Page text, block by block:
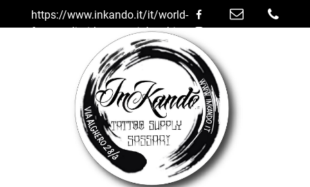
https://www.inkando.it/it/world-
famous-limitless--straight-white-